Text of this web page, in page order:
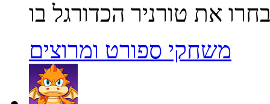
משחקי ספורט ומרוצים